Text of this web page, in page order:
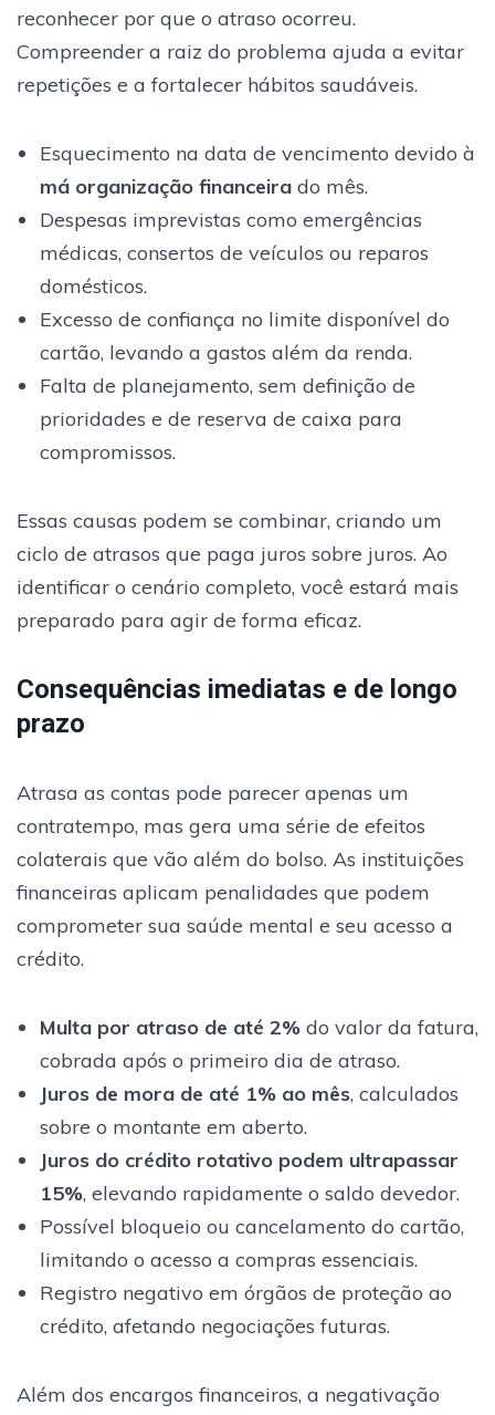
reconhecer por que o atraso ocorreu.
Compreender a raiz do problema ajuda a evitar
repetições e a fortalecer hábitos saudáveis.
Esquecimento na data de vencimento devido à
má organização financeirado mês.
Despesas imprevistas como emergências
médicas, consertos de veículos ou reparos
domésticos.
Excesso de confiança no limite disponível do
cartão, levando a gastos além da renda.
Falta de planejamento, sem definição de
prioridades e de reserva de caixa para
compromissos.
Essas causas podem se combinar, criando um
ciclo de atrasos que paga juros sobre juros. Ao
identificar o cenário completo, você estará mais
preparado para agir de forma eficaz.
Consequências imediatas e de longo
prazo
Atrasa as contas pode parecer apenas um
contratempo, mas gera uma série de efeitos
colaterais que vão além do bolso. As instituições
financeiras aplicam penalidades que podem
comprometer sua saúde mental e seu acesso a
crédito.
Multa por atraso de até 2%do valor da fatura,
cobrada após o primeiro dia de atraso.
Juros de mora de até 1% ao mês, calculados
sobre o montante em aberto.
Juros do crédito rotativo podem ultrapassar
15%, elevando rapidamente o saldo devedor.
Possível bloqueio ou cancelamento do cartão,
limitando o acesso a compras essenciais.
Registro negativo em órgãos de proteção ao
crédito, afetando negociações futuras.
Além dos encargos financeiros, a negativação